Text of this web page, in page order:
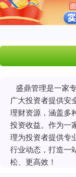
盛鼎管理是一家
广大投资者提供安
理财资源，涵盖多
投资收益。作为一
理为投资者提供专
行业动态，打造一
松、更高效！